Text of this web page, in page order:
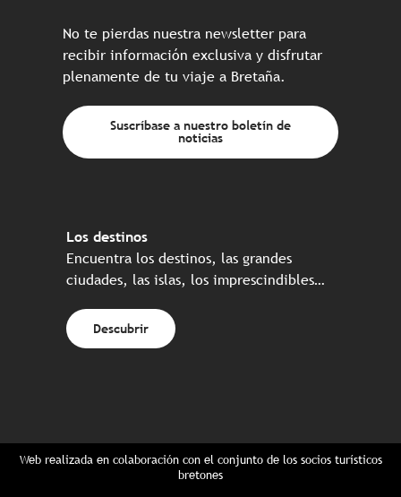
No te pierdas nuestra newsletter para
recibir información exclusiva y disfrutar
plenamente de tu viaje a Bretaña.
Suscríbase a nuestro boletín de
noticias
Los destinos
Encuentra los destinos, las grandes
ciudades, las islas, los imprescindibles…
Descubrir
Web realizada en colaboración con el conjunto de los socios turísticos
bretones